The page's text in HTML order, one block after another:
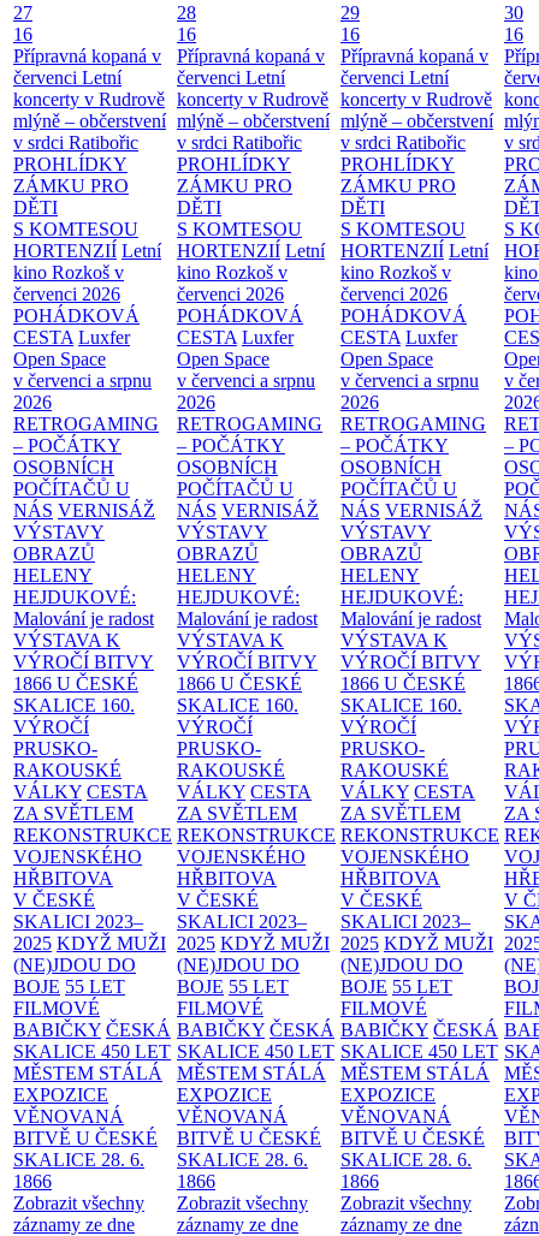
27
16
Přípravná kopaná v
červenci Letní
koncerty v Rudrově
mlýně – občerstvení
v srdci Ratibořic
PROHLÍDKY
ZÁMKU PRO
DĚTI
S KOMTESOU
HORTENZIÍ Letní
kino Rozkoš v
červenci 2026
POHÁDKOVÁ
CESTA Luxfer
Open Space
v červenci a srpnu
2026
RETROGAMING
– POČÁTKY
OSOBNÍCH
POČÍTAČŮ U
NÁS VERNISÁŽ
VÝSTAVY
OBRAZŮ
HELENY
HEJDUKOVÉ:
Malování je radost
VÝSTAVA K
VÝROČÍ BITVY
1866 U ČESKÉ
SKALICE 160.
VÝROČÍ
PRUSKO-
RAKOUSKÉ
VÁLKY CESTA
ZA SVĚTLEM
REKONSTRUKCE
VOJENSKÉHO
HŘBITOVA
V ČESKÉ
SKALICI 2023–
2025 KDYŽ MUŽI
(NE)JDOU DO
BOJE 55 LET
FILMOVÉ
BABIČKY ČESKÁ
SKALICE 450 LET
MĚSTEM STÁLÁ
EXPOZICE
VĚNOVANÁ
BITVĚ U ČESKÉ
SKALICE 28. 6.
1866
Zobrazit všechny
záznamy ze dne
28
16
Přípravná kopaná v
červenci Letní
koncerty v Rudrově
mlýně – občerstvení
v srdci Ratibořic
PROHLÍDKY
ZÁMKU PRO
DĚTI
S KOMTESOU
HORTENZIÍ Letní
kino Rozkoš v
červenci 2026
POHÁDKOVÁ
CESTA Luxfer
Open Space
v červenci a srpnu
2026
RETROGAMING
– POČÁTKY
OSOBNÍCH
POČÍTAČŮ U
NÁS VERNISÁŽ
VÝSTAVY
OBRAZŮ
HELENY
HEJDUKOVÉ:
Malování je radost
VÝSTAVA K
VÝROČÍ BITVY
1866 U ČESKÉ
SKALICE 160.
VÝROČÍ
PRUSKO-
RAKOUSKÉ
VÁLKY CESTA
ZA SVĚTLEM
REKONSTRUKCE
VOJENSKÉHO
HŘBITOVA
V ČESKÉ
SKALICI 2023–
2025 KDYŽ MUŽI
(NE)JDOU DO
BOJE 55 LET
FILMOVÉ
BABIČKY ČESKÁ
SKALICE 450 LET
MĚSTEM STÁLÁ
EXPOZICE
VĚNOVANÁ
BITVĚ U ČESKÉ
SKALICE 28. 6.
1866
Zobrazit všechny
záznamy ze dne
29
16
Přípravná kopaná v
červenci Letní
koncerty v Rudrově
mlýně – občerstvení
v srdci Ratibořic
PROHLÍDKY
ZÁMKU PRO
DĚTI
S KOMTESOU
HORTENZIÍ Letní
kino Rozkoš v
červenci 2026
POHÁDKOVÁ
CESTA Luxfer
Open Space
v červenci a srpnu
2026
RETROGAMING
– POČÁTKY
OSOBNÍCH
POČÍTAČŮ U
NÁS VERNISÁŽ
VÝSTAVY
OBRAZŮ
HELENY
HEJDUKOVÉ:
Malování je radost
VÝSTAVA K
VÝROČÍ BITVY
1866 U ČESKÉ
SKALICE 160.
VÝROČÍ
PRUSKO-
RAKOUSKÉ
VÁLKY CESTA
ZA SVĚTLEM
REKONSTRUKCE
VOJENSKÉHO
HŘBITOVA
V ČESKÉ
SKALICI 2023–
2025 KDYŽ MUŽI
(NE)JDOU DO
BOJE 55 LET
FILMOVÉ
BABIČKY ČESKÁ
SKALICE 450 LET
MĚSTEM STÁLÁ
EXPOZICE
VĚNOVANÁ
BITVĚ U ČESKÉ
SKALICE 28. 6.
1866
Zobrazit všechny
záznamy ze dne
30
16
v
S
v
–
ZA
V